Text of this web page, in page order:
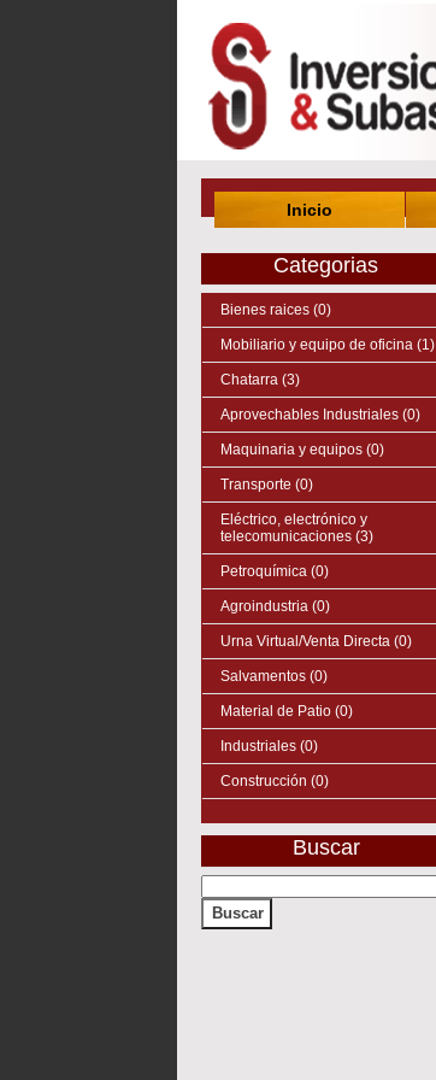
Inicio
Categorias
Bienes raices (0)
Mobiliario y equipo de oficina (1)
Chatarra (3)
Aprovechables Industriales (0)
Maquinaria y equipos (0)
Transporte (0)
Eléctrico, electrónico y
telecomunicaciones (3)
Petroquímica (0)
Agroindustria (0)
Urna Virtual/Venta Directa (0)
Salvamentos (0)
Material de Patio (0)
Industriales (0)
Construcción (0)
Buscar